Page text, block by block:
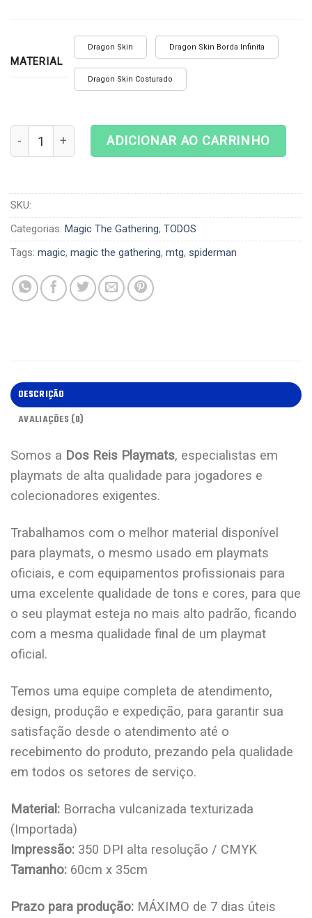
MATERIAL
Dragon Skin Dragon Skin Borda Infinita
Dragon Skin Costurado
Playmat Magic The Gathering - Spider-Punk quantidade
ADICIONAR AO CARRINHO
SKU:
Categorias: Magic The Gathering, TODOS
Tags: magic, magic the gathering, mtg, spiderman
DESCRIÇÃO
AVALIAÇÕES (0)
Somos a Dos Reis Playmats, especialistas em
playmats de alta qualidade para jogadores e
colecionadores exigentes.
Trabalhamos com o melhor material disponível
para playmats, o mesmo usado em playmats
oficiais, e com equipamentos profissionais para
uma excelente qualidade de tons e cores, para que
o seu playmat esteja no mais alto padrão, ficando
com a mesma qualidade final de um playmat
oficial.
Temos uma equipe completa de atendimento,
design, produção e expedição, para garantir sua
satisfação desde o atendimento até o
recebimento do produto, prezando pela qualidade
em todos os setores de serviço.
Material: Borracha vulcanizada texturizada
(Importada)
Impressão: 350 DPI alta resolução / CMYK
Tamanho: 60cm x 35cm
Prazo para produção: MÁXIMO de 7 dias úteis